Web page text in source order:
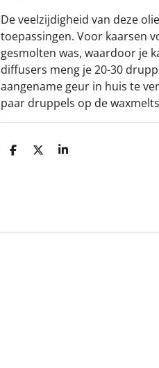
De veelzijdigheid van deze
toepassingen. Voor kaarsen
gesmolten was, waardoor je
diffusers meng je 20-30
aangename geur in huis te
paar druppels op de
D
D
S